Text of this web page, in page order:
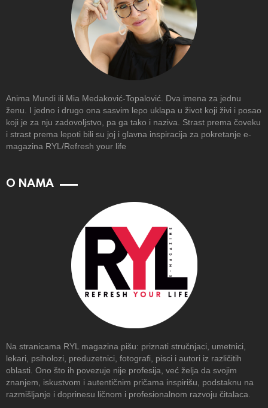
Anima Mundi ili Mia Medaković-Topalović. Dva imena za jednu
ženu. I jedno i drugo ona sasvim lepo uklapa u život koji živi i posao
koji je za nju zadovoljstvo, pa ga tako i naziva. Strast prema čoveku
i strast prema lepoti bili su joj i glavna inspiracija za pokretanje e-
magazina RYL/Refresh your life
O NAMA
Na stranicama RYL magazina pišu: priznati stručnjaci, umetnici,
lekari, psiholozi, preduzetnici, fotografi, pisci i autori iz različitih
oblasti. Ono što ih povezuje nije profesija, već želja da svojim
znanjem, iskustvom i autentičnim pričama inspirišu, podstaknu na
razmišljanje i doprinesu ličnom i profesionalnom razvoju čitalaca.